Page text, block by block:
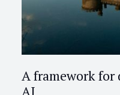
A framework
AI